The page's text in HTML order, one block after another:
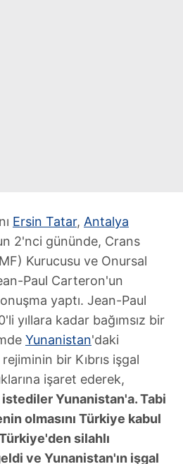
Ersin Tatar, Antalya
2'nci gününde, Crans
Kurucusu ve Onursal
Paul Carteron'un
yaptı. Jean-Paul
yıllara kadar bağımsız bir
Yunanistan'daki
bir Kıbrıs işgal
işaret ederek,
istediler Yunanistan'a. Tabi
olmasını Türkiye kabul
silahlı
ve Yunanistan'ın işgal